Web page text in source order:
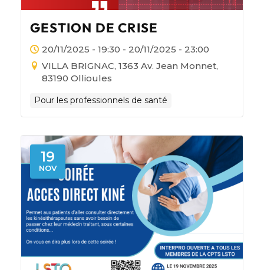
GESTION DE CRISE
20/11/2025 - 19:30 - 20/11/2025 - 23:00
VILLA BRIGNAC, 1363 Av. Jean Monnet,
83190 Ollioules
Pour les professionnels de santé
19
NOV